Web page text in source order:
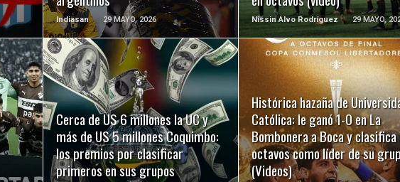
Indiasan 29 MAYO, 2026 Nissin Alvo Rodríguez 29 MAYO,
Cerca de US 6 millones la UC y
más de US 5 millones Coquimbo:
los premios por clasificar
primeros en sus grupos
LEER MÁS
Histórica hazaña de
Católica: le ganó 1-0 en La
Bombonera a Boca y clasifica
octavos como líder de su
(Videos)
LEER MÁS